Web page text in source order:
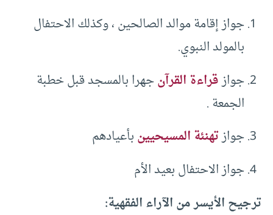
جواز إقامة موالد الصالحين ، وكذلك الاحتفال
بالمولد النبوي.
جوازقراءة القرآنجهرا بالمسجد قبل خطبة
الجمعة .
جوازتهنئة المسيحيينبأعيادهم
جواز الاحتفال بعيد الأم
ترجيح الأيسر من الآراء الفقهية: